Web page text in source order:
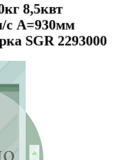
8,5квт
с А=930мм
SGR 2293000